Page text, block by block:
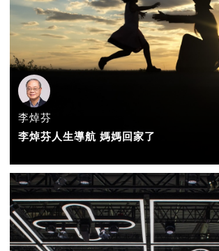
李焯芬
李焯芬人生導航 媽媽回家了